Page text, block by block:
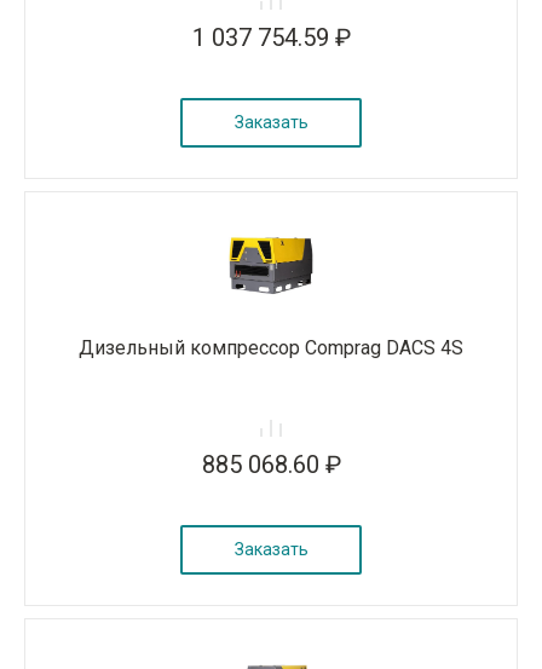
1 037 754.59 ₽
Заказать
Дизельный компрессор Comprag DACS 4S
885 068.60 ₽
Заказать